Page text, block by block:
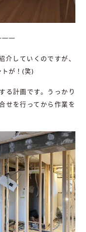
していくのですが、
トが！(笑)
る計画です。うっかり
せを行ってから作業を